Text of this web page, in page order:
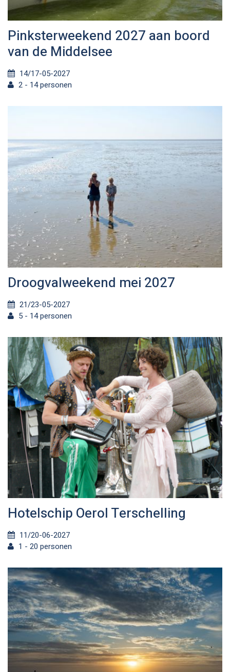
Pinksterweekend 2027 aan boord
van de Middelsee
14/17-05-2027
2 - 14 personen
Droogvalweekend mei 2027
21/23-05-2027
5 - 14 personen
Hotelschip Oerol Terschelling
11/20-06-2027
1 - 20 personen